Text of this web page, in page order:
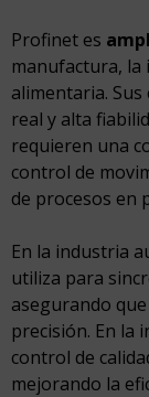
Profinet es
manufactura,
alimentaria.
real y alta
requieren una
control de
de procesos en
En la industria
utiliza para
asegurando
precisión. En la
control de
mejorando la